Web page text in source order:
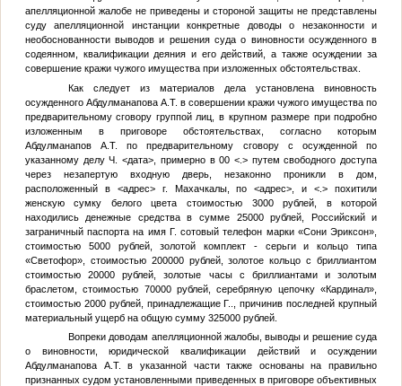
апелляционной жалобе не приведены и стороной защиты не представлены
суду апелляционной инстанции конкретные доводы о незаконности и
необоснованности выводов и решения суда о виновности осужденного в
содеянном, квалификации деяния и его действий, а также осуждении за
совершение кражи чужого имущества при изложенных обстоятельствах.
Как следует из материалов дела установлена виновность
осужденного Абдулманапова А.Т. в совершении кражи чужого имущества по
предварительному сговору группой лиц, в крупном размере при подробно
изложенным в приговоре обстоятельствах, согласно которым
Абдулманапов А.Т. по предварительному сговору с осужденной по
указанному делуЧ. <дата> , примерно в 00 <.>путем свободного доступа
через незапертую входную дверь, незаконно проникли в дом,
расположенный в <адрес>г. Махачкалы, по<адрес> , и<.> похитили
женскую сумку белого цвета стоимостью 3000 рублей, в которой
находились денежные средства в сумме 25000 рублей, Российский и
заграничный паспорта на имя Г. сотовый телефон марки «Сони Эриксон»,
стоимостью 5000 рублей, золотой комплект - серьги и кольцо типа
«Светофор», стоимостью 200000 рублей, золотое кольцо с бриллиантом
стоимостью 20000 рублей, золотые часы с бриллиантами и золотым
браслетом, стоимостью 70000 рублей, серебряную цепочку «Кардинал»,
стоимостью 2000 рублей, принадлежащиеГ.
., причинив последней крупный
материальный ущерб на общую сумму 325000 рублей.
Вопреки доводам апелляционной жалобы, выводы и решение суда
о виновности, юридической квалификации действий и осуждении
Абдулманапова А.Т. в указанной части также основаны на правильно
признанных судом установленными приведенных в приговоре объективных